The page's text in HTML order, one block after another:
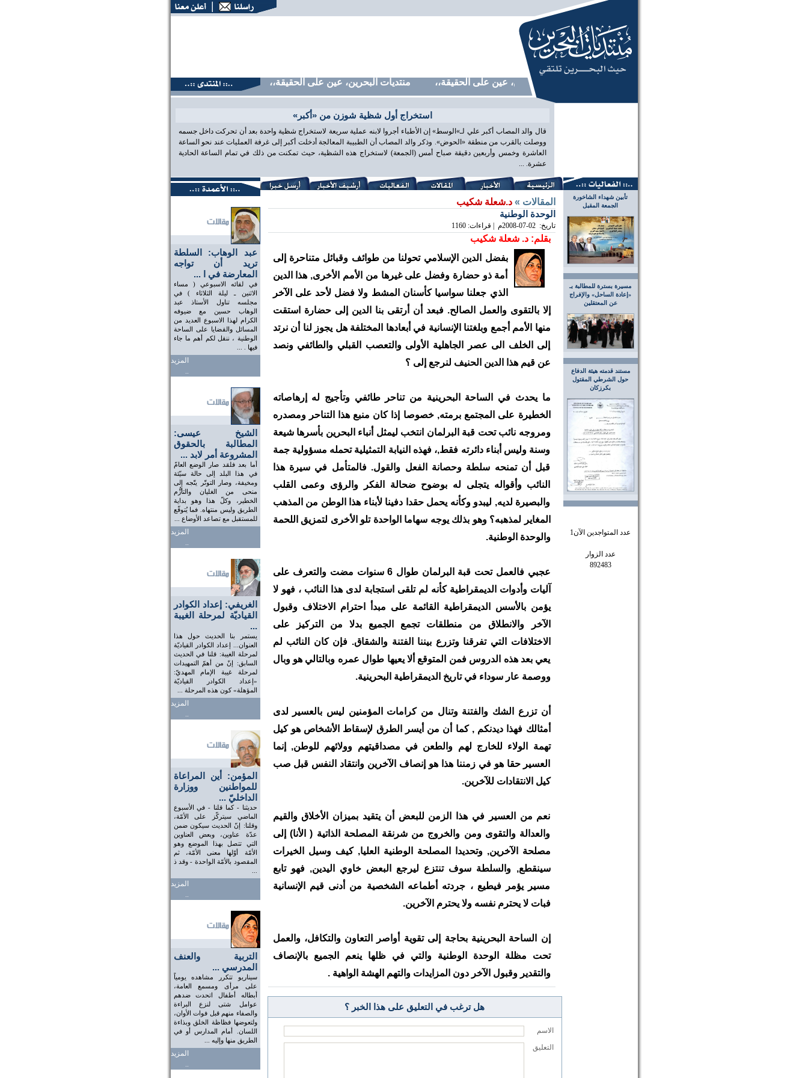
منتديات البحرين، عين على الحقيقة،، منتديات البحرين، عين على الحقيقة،، منتديات البحرين، عين على الحقيقة،، منتديات البحرين، عين
استخراج أول شظية شوزن من «أكبر»
قال والد المصاب أكبر علي لـ»الوسط» إن الأطباء أجروا لابنه عملية سريعة لاستخراج شظية واحدة بعد أن تحركت داخل جسمه
ووصلت بالقرب من منطقة «الحوض». وذكر والد المصاب أن الطبيبة المعالجة أدخلت أكبر إلى غرفة العمليات عند نحو الساعة
العاشرة وخمس وأربعين دقيقة صباح أمس (الجمعة) لاستخراج هذه الشظية، حيث تمكنت من ذلك في تمام الساعة الحادية
عشرة. ...
تأبين شهداء الشاخورة
الجمعة المقبل
مسيرة بسترة للمطالبة بـ
«إعادة الساحل» والإفراج
عن المعتقلين
مستند قدمته هيئة الدفاع
حول الشرطي المقتول
بكرزكان
عدد المتواجدين الآن1
عدد الزوار
892483
عبد الوهاب: السلطة
تريد أن تواجه
المعارضة في ا ...
في لقائه الاسبوعي ( مساء
الاثنين ـ ليلة الثلاثاء ) في
مجلسه تناول الأستاذ عبد
الوهاب حسين مع ضيوفه
الكرام لهذا الاسبوع العديد من
المسائل والقضايا على الساحة
الوطنية ، ننقل لكم أهم ما جاء
فيها . ...
المزيد
..
الشيخ عيسى:
المطالبة بالحقوق
المشروعة أمر لابد ...
أما بعد فلقد صار الوضع العامّ
في هذا البلد إلى حالة سيّئة
ومخيفة، وصار التوتّر يتّجه إلى
منحى من الغليان والتأزُّم
الخطير، وكلّ هذا وهو بداية
الطريق وليس منتهاه. فما يُتوقّع
للمستقبل مع تصاعد الأوضاع ...
المزيد
..
الغريفي: إعداد الكوادر
القياديّة لمرحلة الغيبة
...
يستمر بنا الحديث حول هذا
العنوان... إعداد الكوادر القياديّة
لمرحلة الغيبة: قلنا في الحديث
السابق: إنّ من أهمّ التمهيدات
لمرحلة غيبة الإمام المهديّ:
«إعداد الكوادر القياديّة
المؤهلة» كون هذه المرحلة ...
المزيد
..
المؤمن: أين المراعاة
للمواطنين ووزارة
الداخليّ ...
حديثنا - كما قلنا - في الأسبوع
الماضي سيتركّز على الأمّة،
وقلنا: إنّ الحديث سيكون ضمن
عدّة عناوين، وبعض العناوين
التي تتصل بهذا الموضع وهو
الأمّة أوّلها معنى الأمّة، ثم
المقصود بالأمّة الواحدة - وقد ذ
المزيد
..
التربية والعنف
المدرسي ...
سيناريو تتكرر مشاهده يومياً
على مرأى ومسمع العامة،
أبطاله أطفال اتحدت ضدهم
عوامل شتى لنزع البراءة
والصفاء منهم قبل فوات الأوان،
ولتعوضها فظاظة الخلق وبذاءة
اللسان. أمام المدارس أو في
الطريق منها وإليه ...
المزيد
..
المقالات »د.شعلة شكيب
الوحدة الوطنية
تاريخ: 2008-07-02م | قراءات: 1160
بقلم: د. شعلة شكيب
بفضل الدين الإسلامي تحولنا من طوائف وقبائل متناحرة إلى
أمة ذو حضارة وفضل على غيرها من الأمم الأخرى, هذا الدين
الذي جعلنا سواسيا كأسنان المشط ولا فضل لأحد على الآخر
إلا بالتقوى والعمل الصالح. فبعد أن أرتقى بنا الدين إلى حضارة استقت
منها الأمم أجمع وبلغتنا الإنسانية في أبعادها المختلفة هل يجوز لنا أن نرتد
إلى الخلف الى عصر الجاهلية الأولى والتعصب القبلي والطائفي ونصد
عن قيم هذا الدين الحنيف لنرجع إلى ؟
ما يحدث في الساحة البحرينية من تناحر طائفي وتأجيج له إرهاصاته
الخطيرة على المجتمع برمته, خصوصا إذا كان منبع هذا التناحر ومصدره
ومروجه نائب تحت قبة البرلمان انتخب ليمثل أنباء البحرين بأسرها شيعة
وسنة وليس أبناء دائرته فقط,، فهذه النيابة التمثيلية تحمله مسؤولية جمة
قبل أن تمنحه سلطة وحصانة الفعل والقول. فالمتأمل في سيرة هذا
النائب وأقواله يتجلى له بوضوح ضحالة الفكر والرؤى وعمى القلب
والبصيرة لديه, ليبدو وكأنه يحمل حقدا دفينا لأبناء هذا الوطن من المذهب
المغاير لمذهبه؟ وهو بذلك يوجه سهاما الواحدة تلو الأخرى لتمزيق اللحمة
والوحدة الوطنية.
عجبي فالعمل تحت قبة البرلمان طوال 6 سنوات مضت والتعرف على
آليات وأدوات الديمقراطية كأنه لم تلقى استجابة لدى هذا النائب ، فهو لا
يؤمن بالأسس الديمقراطية القائمة على مبدأ احترام الاختلاف وقبول
الآخر والانطلاق من منطلقات تجمع الجميع بدلا من التركيز على
الاختلافات التي تفرقنا وتزرع بيننا الفتنة والشقاق. فإن كان النائب لم
يعي بعد هذه الدروس فمن المتوقع ألا يعيها طوال عمره وبالتالي هو وبال
ووصمة عار سوداء في تاريخ الديمقراطية البحرينية.
أن تزرع الشك والفتنة وتنال من كرامات المؤمنين ليس بالعسير لدى
أمثالك فهذا ديدنكم , كما أن من أيسر الطرق لإسقاط الأشخاص هو كيل
تهمة الولاء للخارج لهم والطعن في مصداقيتهم وولائهم للوطن, إنما
العسير حقا هو في زمننا هذا هو إنصاف الآخرين وانتقاد النفس قبل صب
كيل الانتقادات للآخرين.
نعم من العسير في هذا الزمن للبعض أن يتقيد بميزان الأخلاق والقيم
والعدالة والتقوى ومن والخروج من شرنقة المصلحة الذاتية ( الأنا) إلى
مصلحة الآخرين, وتحديدا المصلحة الوطنية العليا, كيف وسيل الخيرات
سينقطع, والسلطة سوف تنتزع ليرجع البعض خاوي اليدين, فهو تابع
مسير يؤمر فيطيع ، جردته أطماعه الشخصية من أدنى قيم الإنسانية
فبات لا يحترم نفسه ولا يحترم الآخرين.
إن الساحة البحرينية بحاجة إلى تقوية أواصر التعاون والتكافل، والعمل
تحت مظلة الوحدة الوطنية والتي في ظلها ينعم الجميع بالإنصاف
والتقدير وقبول الآخر دون المزايدات والتهم الهشة الواهية .
هل ترغب في التعليق على هذا الخبر ؟
الاسم
التعليق